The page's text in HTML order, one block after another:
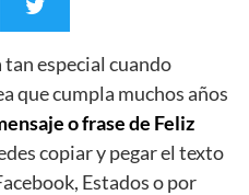
especial cuando
que cumpla muchos años
o frase de Feliz
copiar y pegar el texto
Estados o por